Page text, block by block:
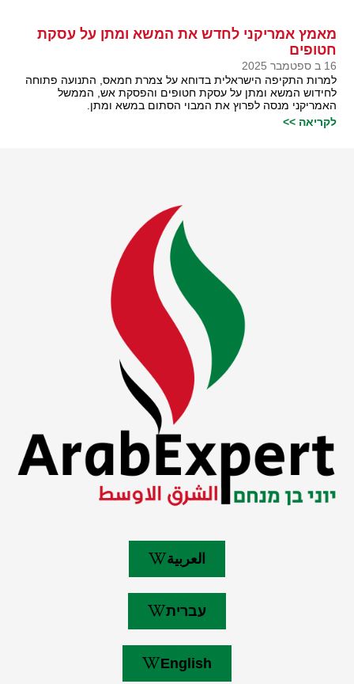
מאמץ אמריקני לחדש את המשא ומתן על עסקת
חטופים
16 ב ספטמבר 2025
למרות התקיפה הישראלית בדוחא על צמרת חמאס, התנועה פתוחה
לחידוש המשא ומתן על עסקת חטופים והפסקת אש, הממשל
האמריקני מנסה לפרוץ את המבוי הסתום במשא ומתן.
לקריאה >>
العربية
עברית
English